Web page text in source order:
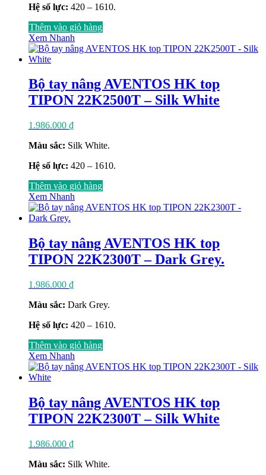
Hệ số lực: 420 – 1610.
Thêm vào giỏ hàng
Xem Nhanh
Bộ tay nâng AVENTOS HK top
TIPON 22K2500T – Silk White
1.986.000 ₫
Màu sắc: Silk White.
Hệ số lực: 420 – 1610.
Thêm vào giỏ hàng
Xem Nhanh
Bộ tay nâng AVENTOS HK top
TIPON 22K2300T – Dark Grey.
1.986.000 ₫
Màu sắc: Dark Grey.
Hệ số lực: 420 – 1610.
Thêm vào giỏ hàng
Xem Nhanh
Bộ tay nâng AVENTOS HK top
TIPON 22K2300T – Silk White
1.986.000 ₫
Màu sắc: Silk White.